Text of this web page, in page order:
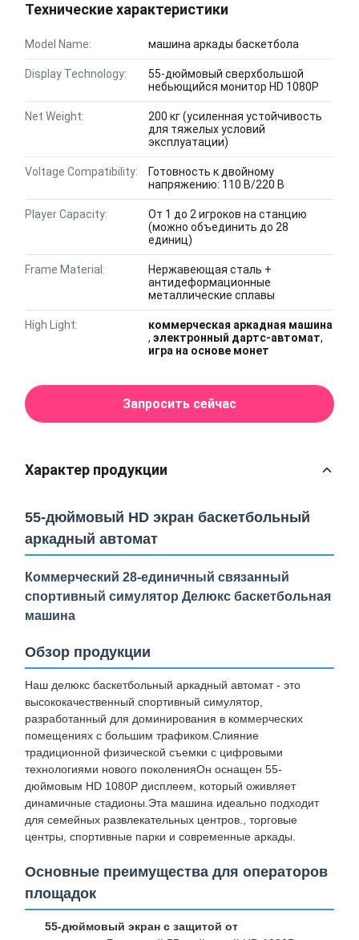
Технические характеристики
Model Name: машина аркады баскетбола
Display Technology:
55-дюймовый сверхбольшой
небьющийся монитор HD 1080P
Net Weight:
200 кг (усиленная устойчивость
для тяжелых условий
эксплуатации)
Voltage Compatibility:
Готовность к двойному
напряжению: 110 В/220 В
Player Capacity:
От 1 до 2 игроков на станцию ​​
(можно объединить до 28
единиц)
Frame Material:
Нержавеющая сталь +
антидеформационные
металлические сплавы
High Light:
коммерческая аркадная машина
,электронный дартс-автомат,
игра на основе монет
Запросить сейчас
Характер продукции
55-дюймовый HD экран баскетбольный
аркадный автомат
Коммерческий 28-единичный связанный
спортивный симулятор Делюкс баскетбольная
машина
Обзор продукции
Наш делюкс баскетбольный аркадный автомат - это
высококачественный спортивный симулятор,
разработанный для доминирования в коммерческих
помещениях с большим трафиком.Слияние
традиционной физической съемки с цифровыми
технологиями нового поколенияОн оснащен 55-
дюймовым HD 1080P дисплеем, который оживляет
динамичные стадионы.Эта машина идеально подходит
для семейных развлекательных центров., торговые
центры, спортивные парки и современные аркады.
Основные преимущества для операторов
площадок
55-дюймовый экран с защитой от